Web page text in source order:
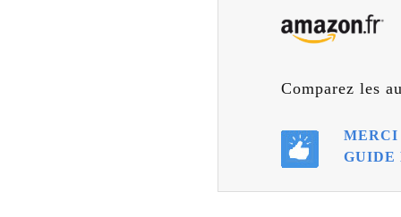
Comparez les